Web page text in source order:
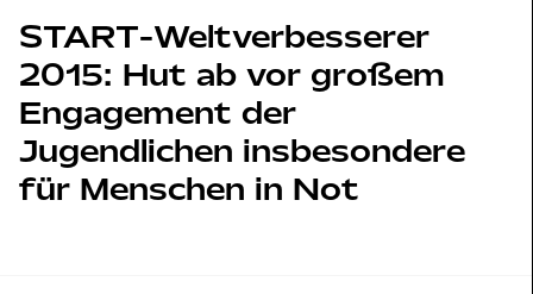
START-Weltverbesserer
2015: Hut ab vor großem
Engagement der
Jugendlichen insbesondere
für Menschen in Not